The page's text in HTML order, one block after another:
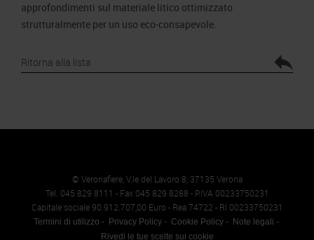
approfondimenti sul materiale litico ottimizzato
strutturalmente per un uso eco-consapevole.
Ritorna alla lista
© Veronafiere, V.le del Lavoro 8, 37135 Verona
Tel. 045 829 8111 - Fax 045 829 8288 - P.IVA 00233750231
Capitale sociale 90.912.707,00 Euro - Rea 74722 - RI 00233750231
Termini di utilizzo Privacy Policy Cookie Policy
Note legali
Rivedi le tue scelte sui cookie